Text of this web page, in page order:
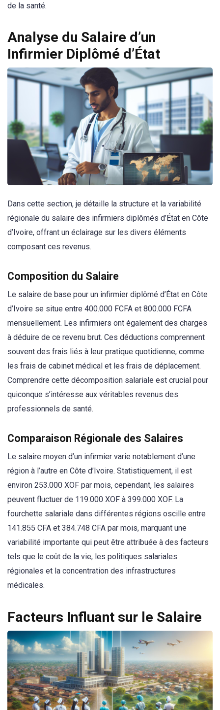
de la santé.
Analyse du Salaire d’un
Infirmier Diplômé d’État
Dans cette section, je détaille la structure et la variabilité
régionale du salaire des infirmiers diplômés d’État en Côte
d’Ivoire, offrant un éclairage sur les divers éléments
composant ces revenus.
Composition du Salaire
Le salaire de base pour un infirmier diplômé d’État en Côte
d’Ivoire se situe entre 400.000 FCFA et 800.000 FCFA
mensuellement. Les infirmiers ont également des charges
à déduire de ce revenu brut. Ces déductions comprennent
souvent des frais liés à leur pratique quotidienne, comme
les frais de cabinet médical et les frais de déplacement.
Comprendre cette décomposition salariale est crucial pour
quiconque s’intéresse aux véritables revenus des
professionnels de santé.
Comparaison Régionale des Salaires
Le salaire moyen d’un infirmier varie notablement d’une
région à l’autre en Côte d’Ivoire. Statistiquement, il est
environ 253.000 XOF par mois, cependant, les salaires
peuvent fluctuer de 119.000 XOF à 399.000 XOF. La
fourchette salariale dans différentes régions oscille entre
141.855 CFA et 384.748 CFA par mois, marquant une
variabilité importante qui peut être attribuée à des facteurs
tels que le coût de la vie, les politiques salariales
régionales et la concentration des infrastructures
médicales.
Facteurs Influant sur le Salaire